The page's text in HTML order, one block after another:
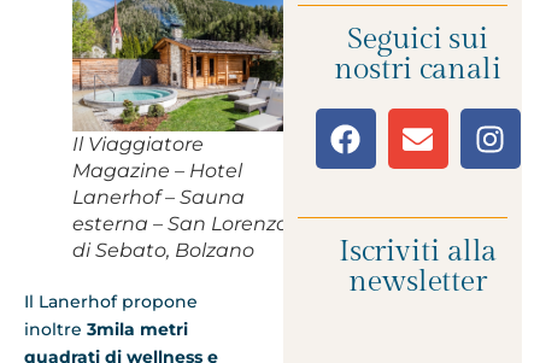
Il Viaggiatore
Magazine – Hotel
Lanerhof – Sauna
esterna – San Lorenzo
di Sebato, Bolzano
Il Lanerhof propone
inoltre 3mila metri
quadrati di wellness e
Seguici sui
nostri canali
Iscriviti alla
newsletter